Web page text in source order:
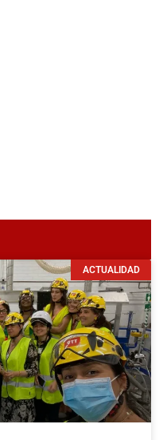
ACTUALIDAD